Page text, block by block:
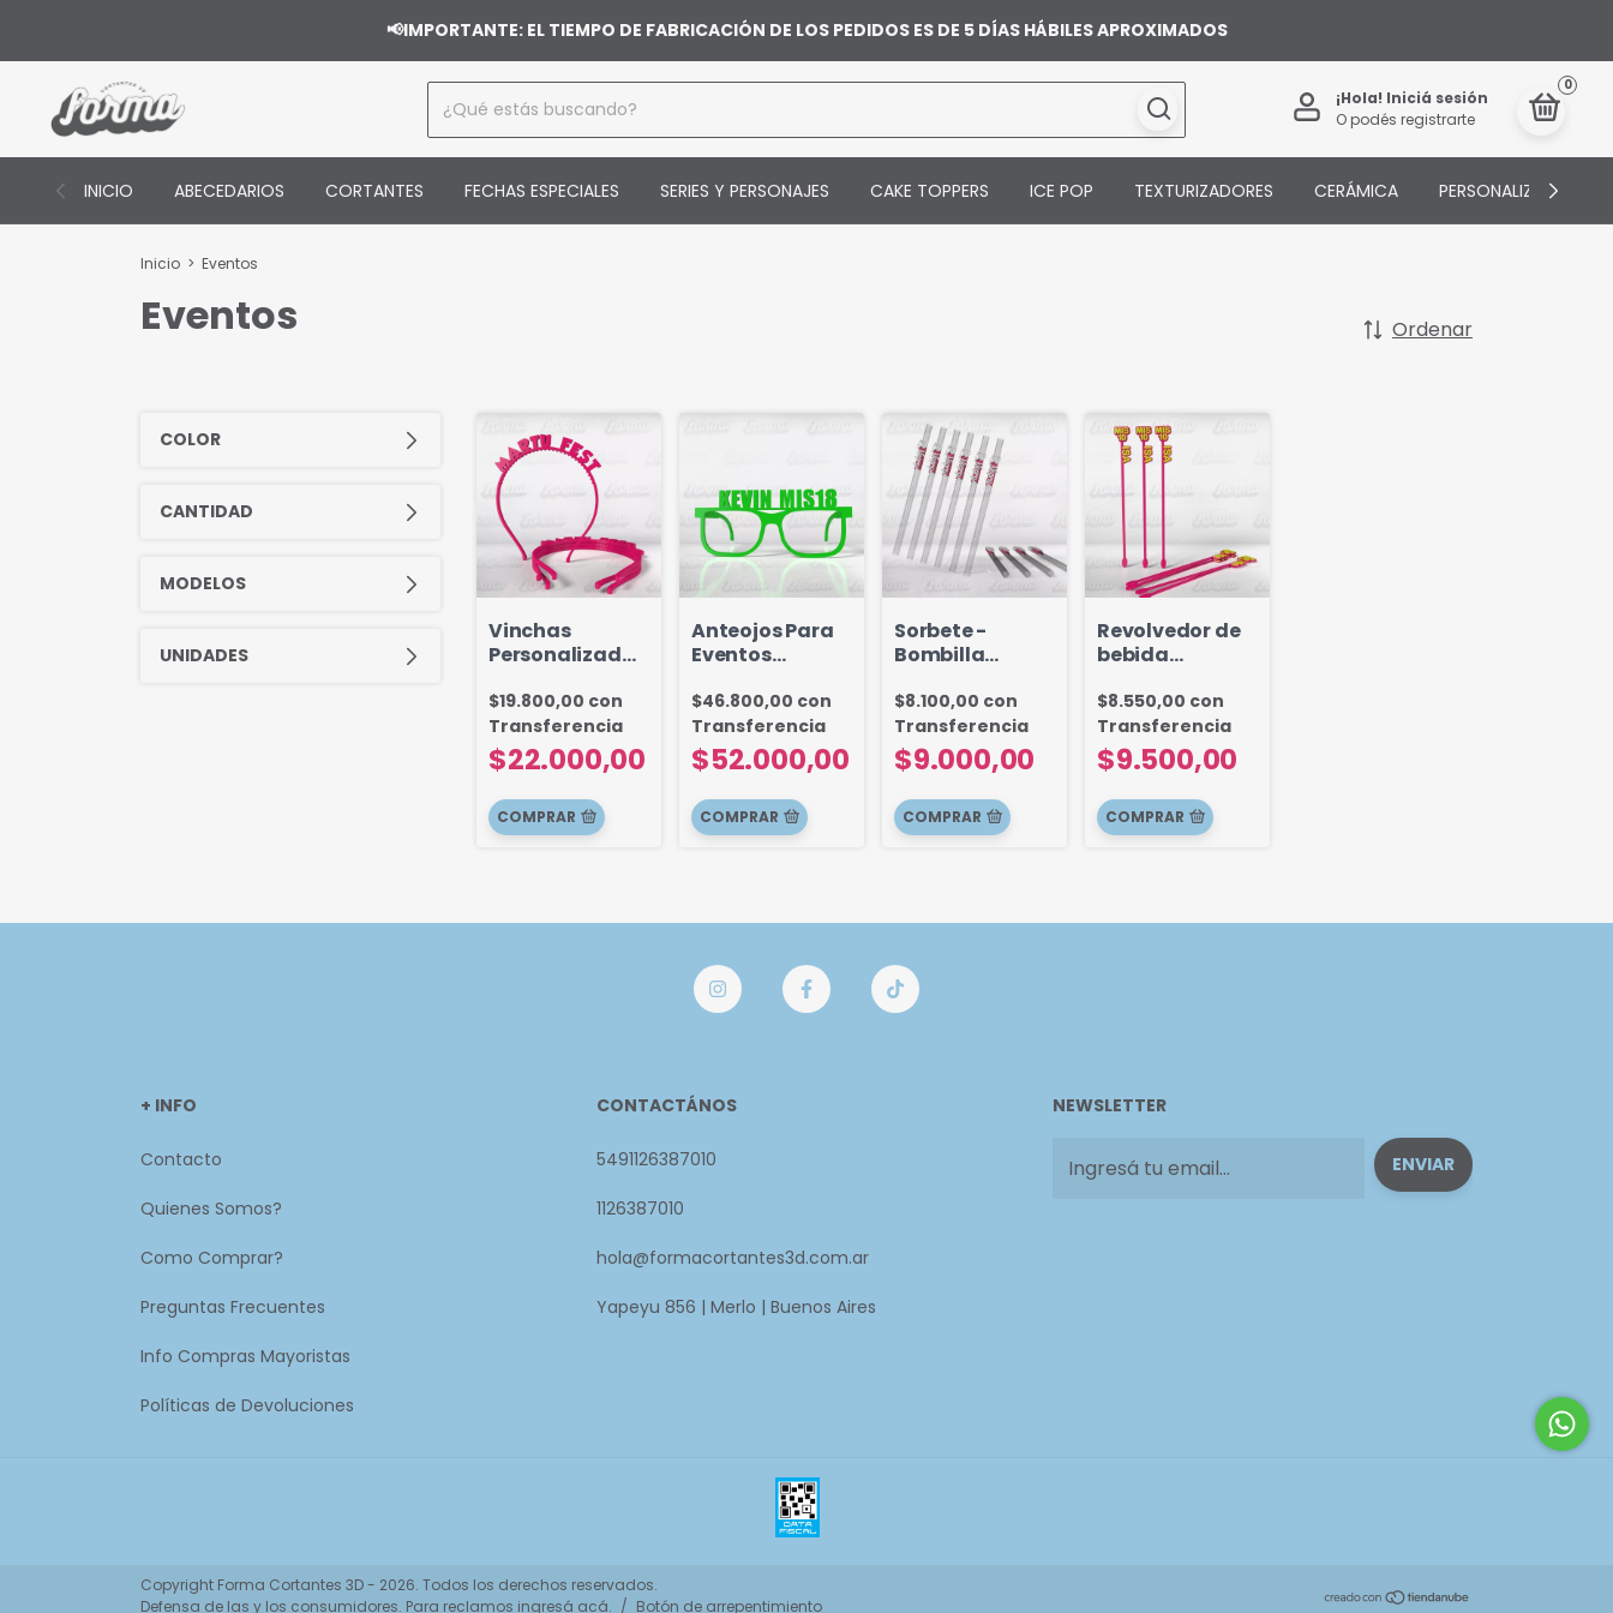
📢IMPORTANTE: EL TIEMPO DE FABRICACIÓN DE LOS PEDIDOS ES DE 5 DÍAS HÁBILES APROXIMADOS
¡Hola! Iniciá sesión
O podés registrarte
0
INICIO ABECEDARIOS CORTANTES FECHAS ESPECIALES SERIES Y PERSONAJES CAKE TOPPERS ICE POP TEXTURIZADORES CERÁMICA PERSONALIZADOS
Inicio > Eventos
Eventos Ordenar
COLOR
CANTIDAD
MODELOS
UNIDADES
Vinchas
Personalizadas
Nombre
$22.000,00
$19.800,00 con
Transferencia
COMPRAR
Anteojos Para
Eventos
$52.000,00
$46.800,00 con
Transferencia
COMPRAR
Sorbete -
Bombilla
$9.000,00
$8.100,00 con
Transferencia
COMPRAR
Revolvedor de
bebida
Pack
$9.500,00
$8.550,00 con
Transferencia
COMPRAR
+ INFO
Contacto
Quienes Somos?
Como Comprar?
Preguntas Frecuentes
Info Compras Mayoristas
Políticas de Devoluciones
CONTACTÁNOS
5491126387010
1126387010
hola@formacortantes3d.com.ar
Yapeyu 856 | Merlo | Buenos Aires
NEWSLETTER
Copyright Forma Cortantes 3D - 2026. Todos los derechos reservados.
Defensa de las y los consumidores. Para reclamos ingresá acá. / Botón de arrepentimiento